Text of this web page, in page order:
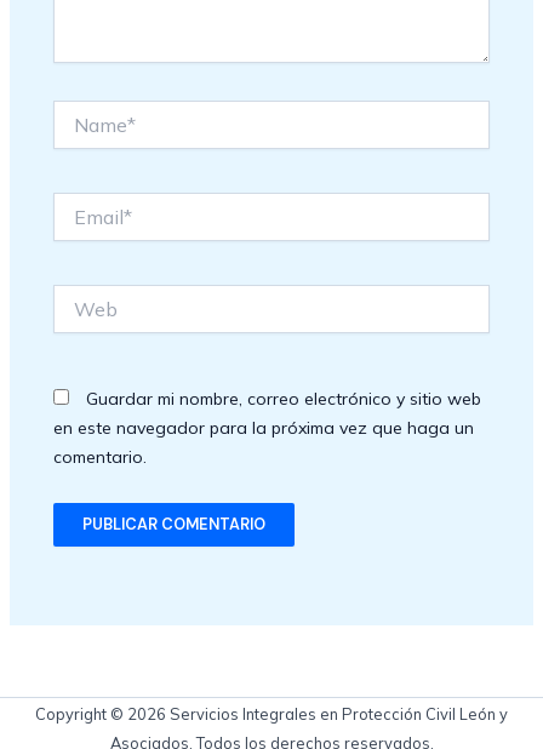
Guardar mi nombre, correo electrónico y sitio web
en este navegador para la próxima vez que haga un
comentario.
Copyright © 2026 Servicios Integrales en Protección Civil León y
Asociados. Todos los derechos reservados.